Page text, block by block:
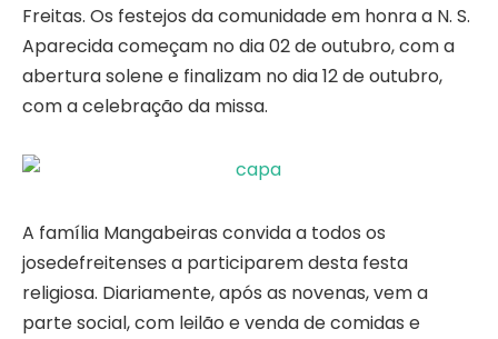
Freitas. Os festejos da comunidade em honra a N. S.
Aparecida começam no dia 02 de outubro, com a
abertura solene e finalizam no dia 12 de outubro,
com a celebração da missa.
A família Mangabeiras convida a todos os
josedefreitenses a participarem desta festa
religiosa. Diariamente, após as novenas, vem a
parte social, com leilão e venda de comidas e